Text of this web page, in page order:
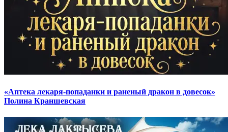
«Аптека лекаря-попаданки и раненый дракон в довесок»
Полина Краншевская